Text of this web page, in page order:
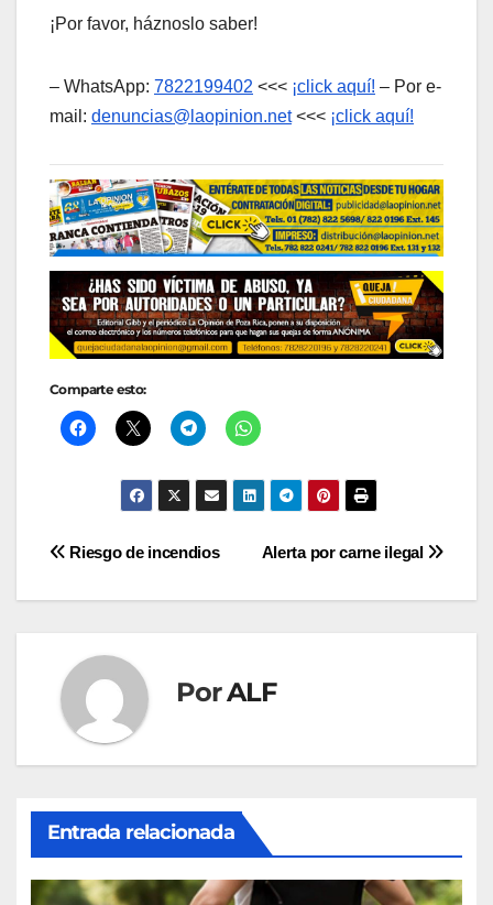
¡Por favor, háznoslo saber!
– WhatsApp: 7822199402 <<< ¡click aquí! – Por e-
mail: denuncias@laopinion.net<<< ¡click aquí!
Comparte esto:
Navegación
de
entradas
Alerta por carne ilegal
Riesgo de incendios
PorALF
Entrada relacionada